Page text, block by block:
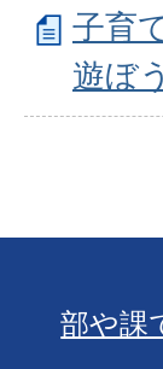
子育
遊ぼう
部や課